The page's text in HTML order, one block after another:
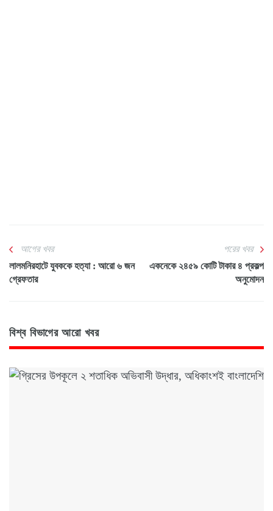
আগের খবর
লালমনিরহাটে যুবককে হত্যা : আরো ৬ জন
গ্রেফতার
পরের খবর
একনেকে ২৪৫৯ কোটি টাকার ৪ প্রকল্প
অনুমোদন
বিশ্ব বিভাগের আরো খবর